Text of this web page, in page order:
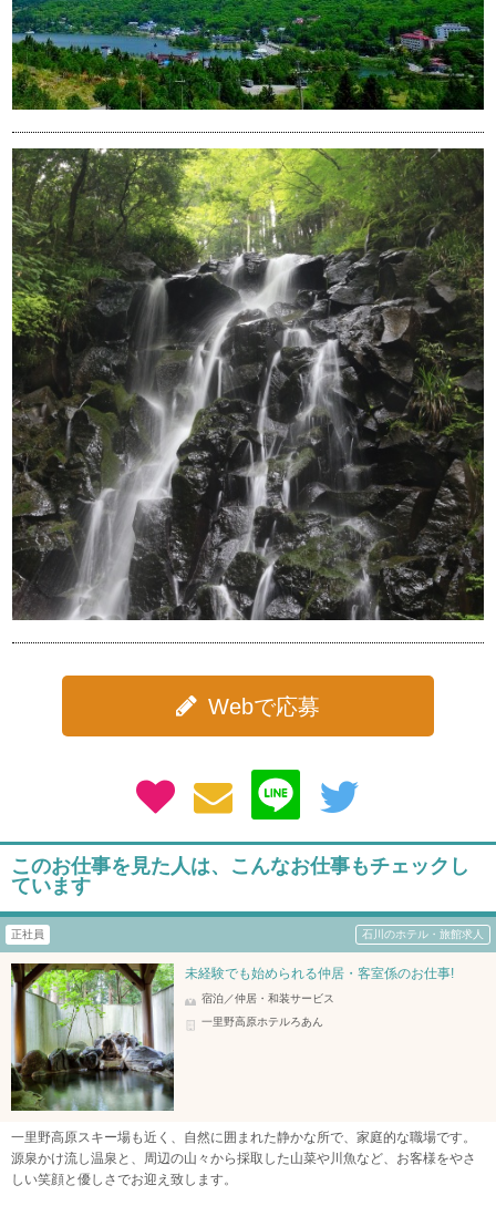
Webで応募
このお仕事を見た人は、こんなお仕事もチェックし
ています
正社員 石川のホテル・旅館求人
未経験でも始められる仲居・客室係のお仕事!
宿泊／仲居・和装サービス
一里野高原ホテルろあん
一里野高原スキー場も近く、自然に囲まれた静かな所で、家庭的な職場です。
源泉かけ流し温泉と、周辺の山々から採取した山菜や川魚など、お客様をやさ
しい笑顔と優しさでお迎え致します。